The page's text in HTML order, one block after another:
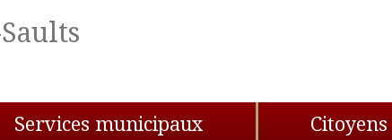
Services municipaux Citoyens